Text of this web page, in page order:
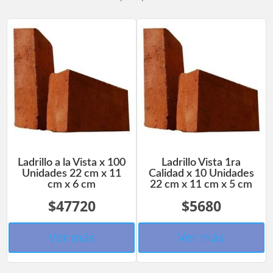
Ladrillo a la Vista x 100
Unidades 22 cm x 11
cm x 6 cm
$47720
Ver más
Ladrillo Vista 1ra
Calidad x 10 Unidades
22 cm x 11 cm x 5 cm
$5680
Ver más